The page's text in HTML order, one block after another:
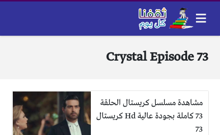
Crystal Episode 73
مشاهدة مسلسل كريستال الحلقة
73 كاملة بجودة عالية Hd كريستال
73